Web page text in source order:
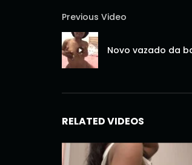
Previous Video
Novo vazado da
RELATED VIDEOS